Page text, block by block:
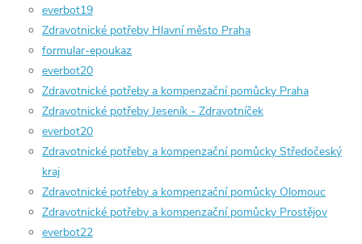
everbot19
Zdravotnické potřeby Hlavní město Praha
formular-epoukaz
everbot20
Zdravotnické potřeby a kompenzační pomůcky Praha
Zdravotnické potřeby Jeseník - Zdravotníček
everbot20
Zdravotnické potřeby a kompenzační pomůcky Středočeský
kraj
Zdravotnické potřeby a kompenzační pomůcky Olomouc
Zdravotnické potřeby a kompenzační pomůcky Prostějov
everbot22